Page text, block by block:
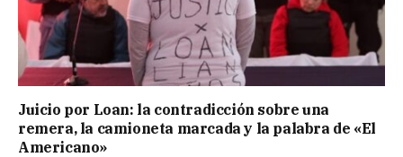
Juicio por Loan: la contradicción sobre una
remera, la camioneta marcada y la palabra de «El
Americano»